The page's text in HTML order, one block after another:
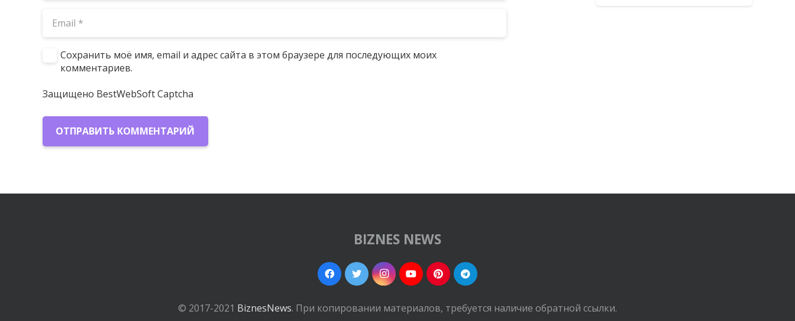
Сохранить моё имя, email и адрес сайта в этом браузере для последующих моих
комментариев.
Защищено BestWebSoft Captcha
ОТПРАВИТЬ КОММЕНТАРИЙ
BIZNES NEWS
© 2017-2021 BiznesNews. При копировании материалов, требуется наличие обратной ссылки.